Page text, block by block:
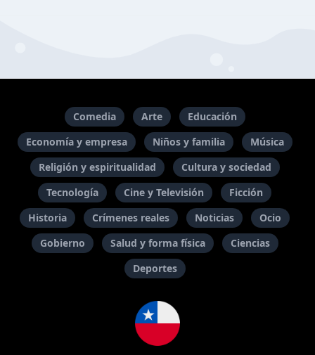
Comedia Arte
Educación
Economía y empresa
Niños y familia
Música
Religión y espiritualidad
Cultura y sociedad
Tecnología
Cine y Televisión
Ficción
Historia
Crímenes reales Noticias
Ocio
Gobierno
Salud y forma física
Ciencias
Deportes